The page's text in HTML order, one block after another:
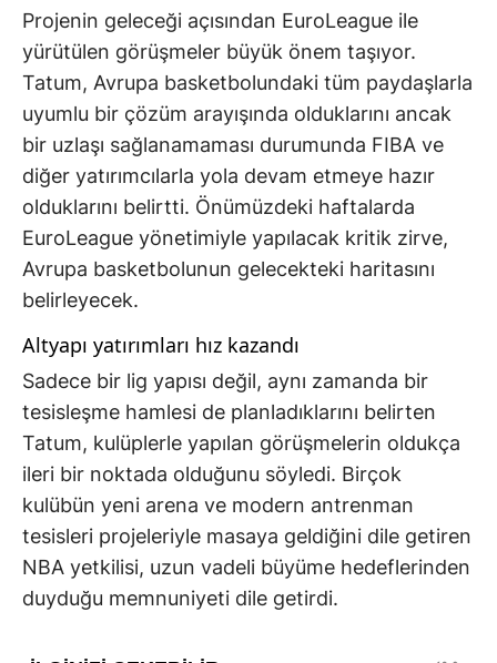
Projenin geleceği açısından EuroLeague ile
yürütülen görüşmeler büyük önem taşıyor.
Tatum, Avrupa basketbolundaki tüm paydaşlarla
uyumlu bir çözüm arayışında olduklarını ancak
bir uzlaşı sağlanamaması durumunda FIBA ve
diğer yatırımcılarla yola devam etmeye hazır
olduklarını belirtti. Önümüzdeki haftalarda
EuroLeague yönetimiyle yapılacak kritik zirve,
Avrupa basketbolunun gelecekteki haritasını
belirleyecek.
Altyapı yatırımları hız kazandı
Sadece bir lig yapısı değil, aynı zamanda bir
tesisleşme hamlesi de planladıklarını belirten
Tatum, kulüplerle yapılan görüşmelerin oldukça
ileri bir noktada olduğunu söyledi. Birçok
kulübün yeni arena ve modern antrenman
tesisleri projeleriyle masaya geldiğini dile getiren
NBA yetkilisi, uzun vadeli büyüme hedeflerinden
duyduğu memnuniyeti dile getirdi.